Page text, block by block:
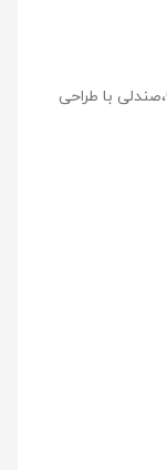
1)صندلی مدیریتی برند نیلپر مدل OCM117،صندلی با طراحی